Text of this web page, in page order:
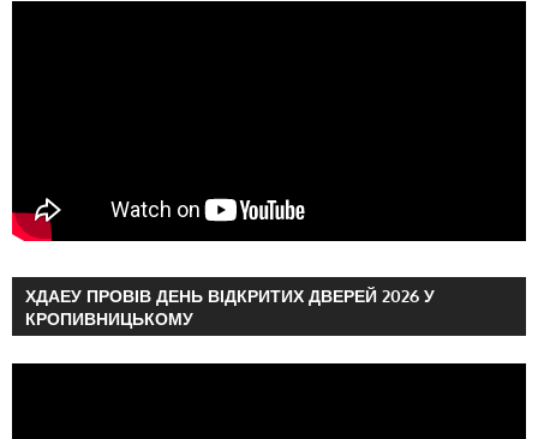
ХДАЕУ ПРОВІВ ДЕНЬ ВІДКРИТИХ ДВЕРЕЙ 2026 У
КРОПИВНИЦЬКОМУ